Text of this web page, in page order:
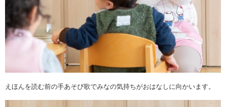
えほんを読む前の手あそび歌でみなの気持ちがおはなしに向かいます。